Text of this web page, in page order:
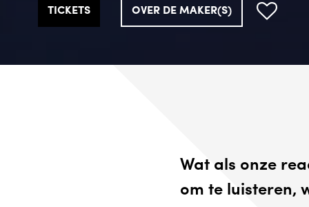
TICKETS OVER DE MAKER(S)
TICKETS OVER DE MAKER(S)
TICKETS OVER DE MAKER(S)
Wat als onze
om te luisteren,